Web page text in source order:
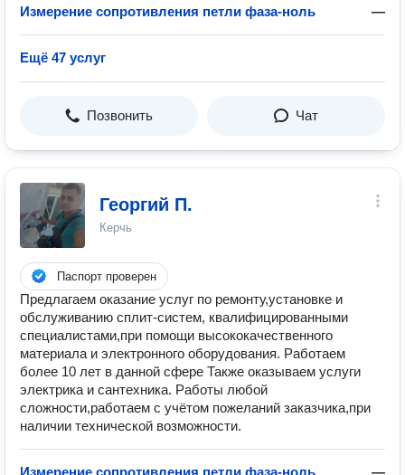
Измерение сопротивления петли фаза-ноль —
Ещё 47 услуг
Позвонить Чат
Георгий П.
Керчь
Паспорт проверен
Предлагаем оказание услуг по ремонту,установке и
обслуживанию сплит-систем, квалифицированными
специалистами,при помощи высококачественного
материала и электронного оборудования. Работаем
более 10 лет в данной сфере Также оказываем услуги
электрика и сантехника. Работы любой
сложности,работаем с учётом пожеланий заказчика,при
наличии технической возможности.
Измерение сопротивления петли фаза-ноль —